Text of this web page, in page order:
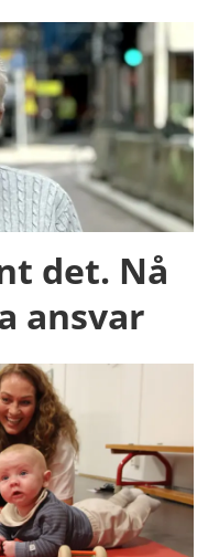
det. Nå
ansvar